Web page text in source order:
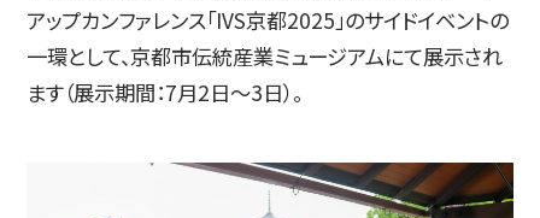
アップカンファレンス「IVS京都2025」のサイドイベントの
一環として、京都市伝統産業ミュージアムにて展示され
ます（展示期間：7月2日〜3日）。